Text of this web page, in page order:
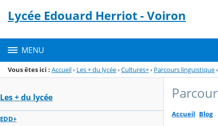
Menu de la rubrique
Contenu
Lycée Edouard Herriot - Voiron
MENU
Vous êtes ici : Accueil› Les + du lycée›Cultures+› Parcours linguistique›
Les + du lycée
EDD+
Accueil Blog